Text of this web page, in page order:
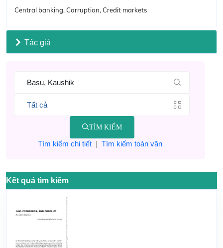
Central banking, Corruption, Credit markets
Tác giả
TÌM KIẾM
Tìm kiếm chi tiết| Tìm kiếm toàn văn
Kết quả tìm kiếm